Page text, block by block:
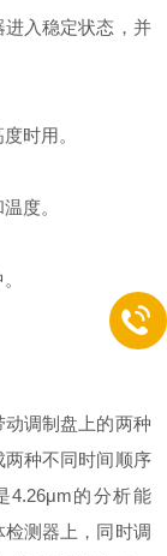
入稳定状态，并
时用。
度。
调制盘上的两种
种不同时间顺序
4.26μm的分析能
测器上，同时调